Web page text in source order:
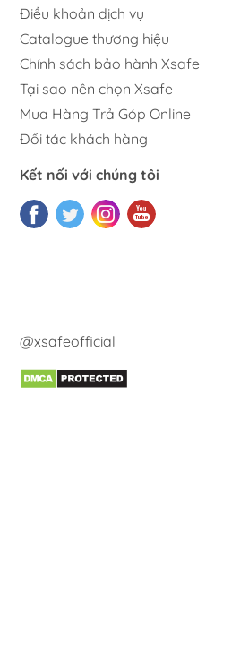
Điều khoản dịch vụ
Catalogue thương hiệu
Chính sách bảo hành Xsafe
Tại sao nên chọn Xsafe
Mua Hàng Trả Góp Online
Đối tác khách hàng
Kết nối với chúng tôi
@xsafeofficial